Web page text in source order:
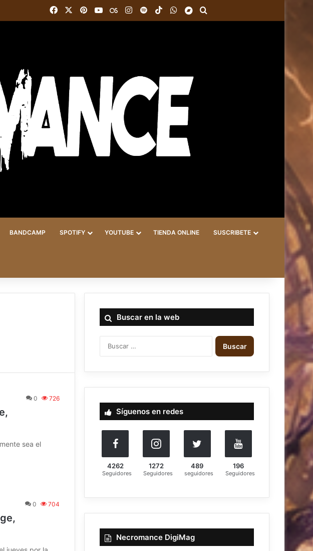
FacebookPinterestYouTubeLast.FMInstagram
SpotifyTikTokWhatsApp
Bandcamp
BANDCAMP SPOTIFY YOUTUBE TIENDA ONLINE SUSCRIBETE
0 726
sea el
0 704
Buscar en la web
B
u
c
:
Síguenos en redes
4262
Seguidores
1272
Seguidores
489
seguidores
196
Seguidores
Necromance DigiMag